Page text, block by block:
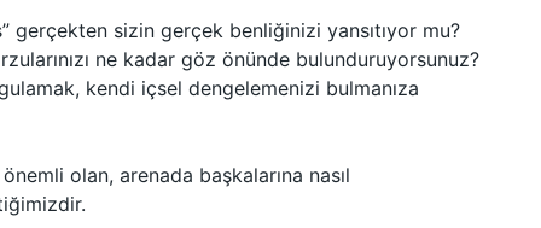
sizin gerçek benliğinizi yansıtıyor mu?
ne kadar göz önünde bulunduruyorsunuz?
kendi içsel dengelemenizi bulmanıza
olan, arenada başkalarına nasıl